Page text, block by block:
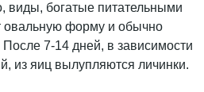
виды, богатые питательными
форму и обычно
7-14 дней, в зависимости
из яиц вылупляются личинки.